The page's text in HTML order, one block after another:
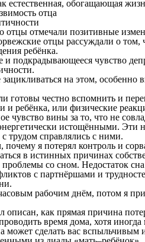
естественная, обогащающая
отца
отцы отмечали позитивные
отцы рассуждали о
ребёнка.
и подкрадывающееся чувство
зацикливаться на этом,
готовы честно вспомнить и
и ребёнка, или физические
чувство вины за то, что не
истощёнными. Эти
трудом справлялись с ними.
я потерял контроль и
в истинных причинах
со сном. Недостаток
с партнёршами и
рабочим днём, потом я
описан, как прямая причина
время дома, хотя
может сделать вас вспыльчивым